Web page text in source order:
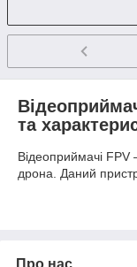
та
Відеоприймачі FPV
дрона. Даний
оператора для
місцевості. З таким
Про нас